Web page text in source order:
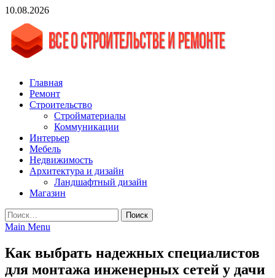
Skip
content
10.08.2026
vgasa.ru
Строительный журнал. Всё о строительстве и ремонтах
Главная
Ремонт
Строительство
Стройматериалы
Коммуникации
Интерьер
Мебель
Недвижимость
Архитектура и дизайн
Ландшафтный дизайн
Магазин
Найти:
Main Menu
Как выбрать надежных специалистов
для монтажа инженерных сетей у дачи